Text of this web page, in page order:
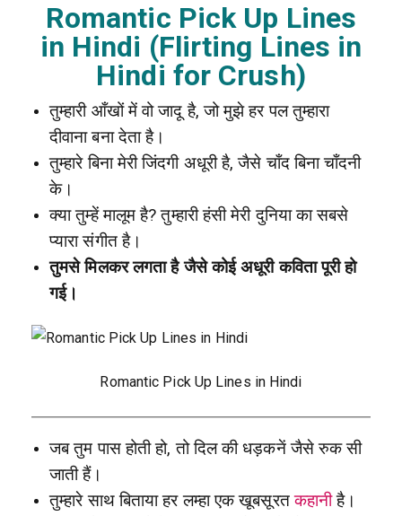
Romantic Pick Up Lines
in Hindi (Flirting Lines in
Hindi for Crush)
तुम्हारी आँखों में वो जादू है, जो मुझे हर पल तुम्हारा
दीवाना बना देता है।
तुम्हारे बिना मेरी जिंदगी अधूरी है, जैसे चाँद बिना चाँदनी
के।
क्या तुम्हें मालूम है? तुम्हारी हंसी मेरी दुनिया का सबसे
प्यारा संगीत है।
तुमसे मिलकर लगता है जैसे कोई अधूरी कविता पूरी हो
गई।
Romantic Pick Up Lines in Hindi
जब तुम पास होती हो, तो दिल की धड़कनें जैसे रुक सी
जाती हैं।
तुम्हारे साथ बिताया हर लम्हा एक खूबसूरतकहानीहै।